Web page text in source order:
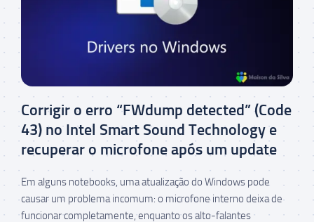
Corrigir o erro “FWdump detected” (Code
43) no Intel Smart Sound Technology e
recuperar o microfone após um update
Em alguns notebooks, uma atualização do Windows pode
causar um problema incomum: o microfone interno deixa de
funcionar completamente, enquanto os alto-falantes